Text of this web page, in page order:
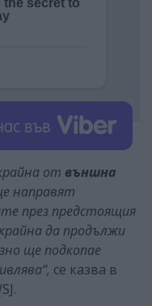
от външна
направят
през предстоящия
да продължи
ще подкопае
се казва в